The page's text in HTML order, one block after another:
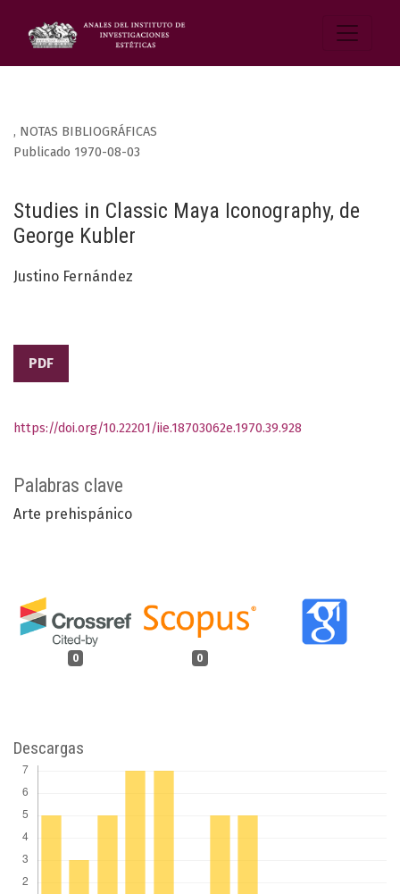
, NOTAS BIBLIOGRÁFICAS
Studies in Classic Maya Iconography, de
George Kubler
Publicado 1970-08-03
Justino Fernández
PDF
Palabras clave
Arte prehispánico
0 0
https://doi.org/10.22201/iie.18703062e.1970.39.928
Descargas